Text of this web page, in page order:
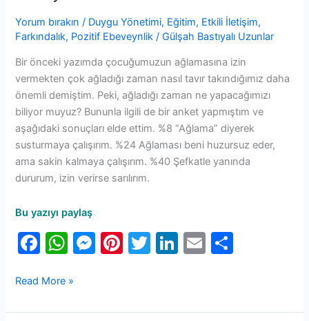
Yorum bırakın / Duygu Yönetimi, Eğitim, Etkili İletişim,
Farkındalık, Pozitif Ebeveynlik /Gülşah Bastıyalı Uzunlar
Bir önceki yazımda çocuğumuzun ağlamasına izin
vermekten çok ağladığı zaman nasıl tavır takındığımız daha
önemli demiştim. Peki, ağladığı zaman ne yapacağımızı
biliyor muyuz? Bununla ilgili de bir anket yapmıştım ve
aşağıdaki sonuçları elde ettim. %8 “Ağlama” diyerek
susturmaya çalışırım. %24 Ağlaması beni huzursuz eder,
ama sakin kalmaya çalışırım. %40 Şefkatle yanında
dururum, izin verirse sarılırım.
Bu yazıyı paylaş
F
c
e
W
at
s
M
s
Pi
e
T
er
Li
e
E
l
e
Read More »